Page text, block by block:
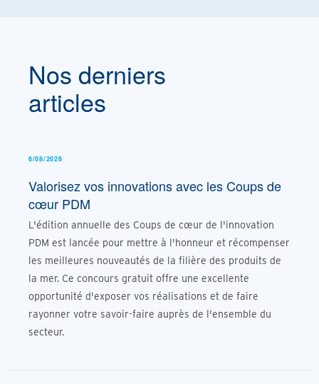
Nos derniers
articles
6/08/2026
Valorisez vos innovations avec les Coups de
cœur PDM
L'édition annuelle des Coups de cœur de l'innovation
PDM est lancée pour mettre à l'honneur et récompenser
les meilleures nouveautés de la filière des produits de
la mer. Ce concours gratuit offre une excellente
opportunité d'exposer vos réalisations et de faire
rayonner votre savoir-faire auprès de l'ensemble du
secteur.